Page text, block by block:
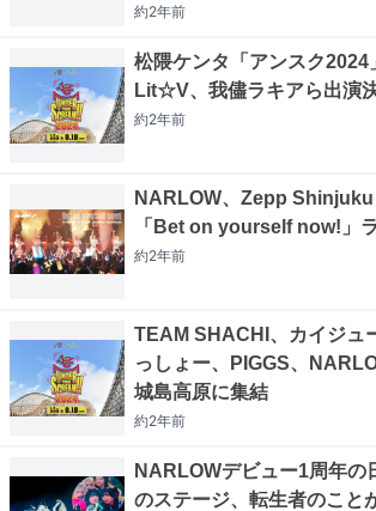
約2年前
松隈ケンタ「アンスク2024
Lit☆V、我儘ラキアら出演
約2年前
NARLOW、Zepp Shinjuku
「Bet on yourself now!」
約2年前
TEAM SHACHI、カイジュ
っしょー、PIGGS、
城島高原に集結
約2年前
NARLOWデビュー1周年の
のステージ、転生者のこと